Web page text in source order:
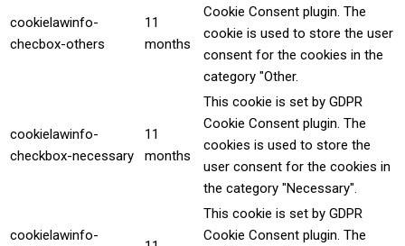
cookielawinfo-
checbox-others
11
months
Cookie Consent plugin. The
cookie is used to store the user
consent for the cookies in the
category "Other.
cookielawinfo-
checkbox-necessary
11
months
This cookie is set by GDPR
Cookie Consent plugin. The
cookies is used to store the
user consent for the cookies in
the category "Necessary".
cookielawinfo-
This cookie is set by GDPR
Cookie Consent plugin. The